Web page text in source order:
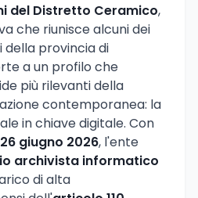
del Distretto Ceramico,
che riunisce alcuni dei
provincia di
a un profilo che
più rilevanti della
contemporanea: la
in chiave digitale. Con
26 giugno 2026, l'ente
archivista informatico
di alta